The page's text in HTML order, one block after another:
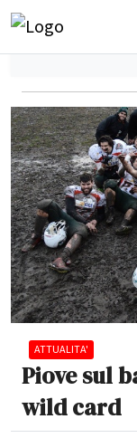
ATTUALITA'
Piove sul
wild card